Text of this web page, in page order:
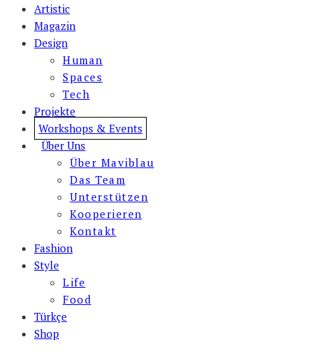
Artistic
Magazin
Design
Human
Spaces
Tech
Projekte
Workshops & Events
Über Uns
Über Maviblau
Das Team
Unterstützen
Kooperieren
Kontakt
Fashion
Style
Life
Food
Türkçe
Shop